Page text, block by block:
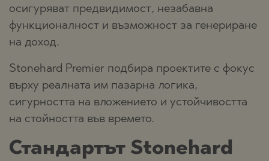
осигуряват предвидимост, незабавна
функционалност и възможност за генериране
на доход.
Stonehard Premier подбира проектите с фокус
върху реалната им пазарна логика,
сигурността на вложението и устойчивостта
на стойността във времето.
Стандартът Stonehard